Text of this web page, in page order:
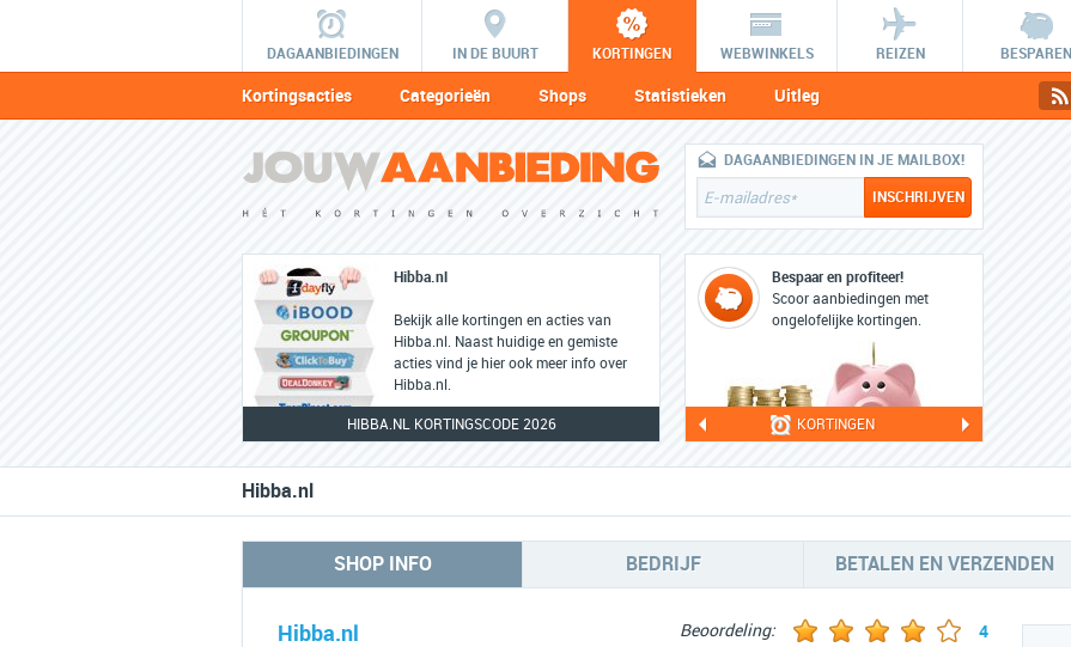
DAGAANBIEDINGEN IN DE BUURT KORTINGEN WEBWINKELS REIZEN BESPAREN
Kortingsacties Categorieën Shops Statistieken Uitleg
Hibba.nl
Bekijk alle kortingen en acties van
Hibba.nl. Naast huidige en gemiste
acties vind je hier ook meer info over
Hibba.nl.
HIBBA.NL KORTINGSCODE 2026
DAGAANBIEDINGEN IN JE MAILBOX!
Bespaar en profiteer!
Scoor aanbiedingen met
ongelofelijke kortingen.
KORTINGEN
Hibba.nl
SHOP INFO BEDRIJF BETALEN EN VERZENDEN
Hibba.nl Beoordeling: 4